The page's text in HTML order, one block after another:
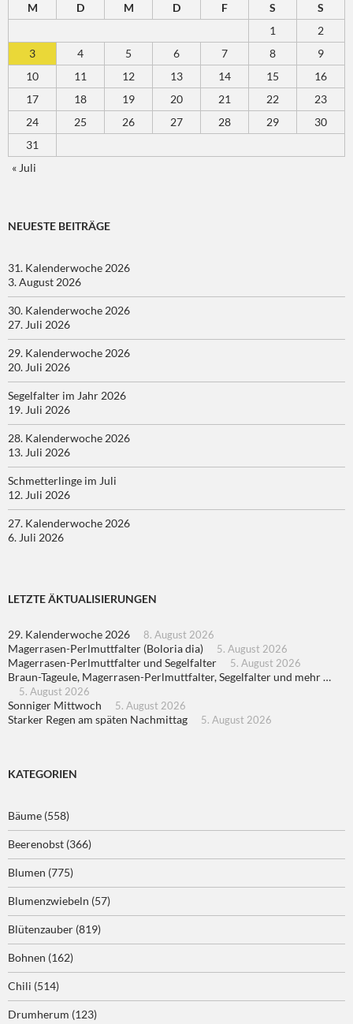
M D M D F S
S
1
2
3
4 5 6 7 8
9
10
11 12 13 14 15
16
17
18 19 20 21 22
23
24
25 26 27 28 29
30
31
« Juli
NEUESTE BEITRÄGE
31. Kalenderwoche 2026
3. August 2026
30. Kalenderwoche 2026
27. Juli 2026
29. Kalenderwoche 2026
20. Juli 2026
Segelfalter im Jahr 2026
19. Juli 2026
28. Kalenderwoche 2026
13. Juli 2026
Schmetterlinge im Juli
12. Juli 2026
27. Kalenderwoche 2026
6. Juli 2026
LETZTE ÄKTUALISIERUNGEN
29. Kalenderwoche 2026 8. August 2026
Magerrasen-Perlmuttfalter (Boloria dia) 5. August 2026
Magerrasen-Perlmuttfalter und Segelfalter 5. August 2026
Braun-Tageule, Magerrasen-Perlmuttfalter, Segelfalter und mehr …
5. August 2026
Sonniger Mittwoch 5. August 2026
Starker Regen am späten Nachmittag 5. August 2026
KATEGORIEN
Bäume (558)
Beerenobst (366)
Blumen (775)
Blumenzwiebeln (57)
Blütenzauber (819)
Bohnen (162)
Chili (514)
Drumherum (123)